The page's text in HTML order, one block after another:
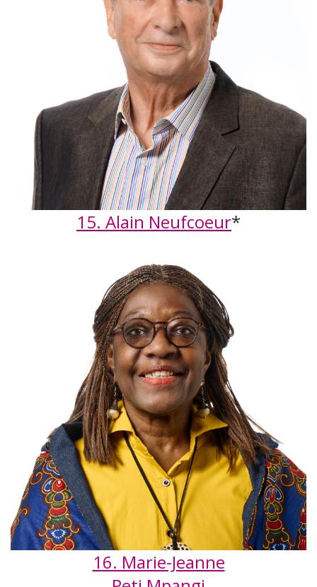
15. Alain Neufcoeur*
16. Marie-Jeanne